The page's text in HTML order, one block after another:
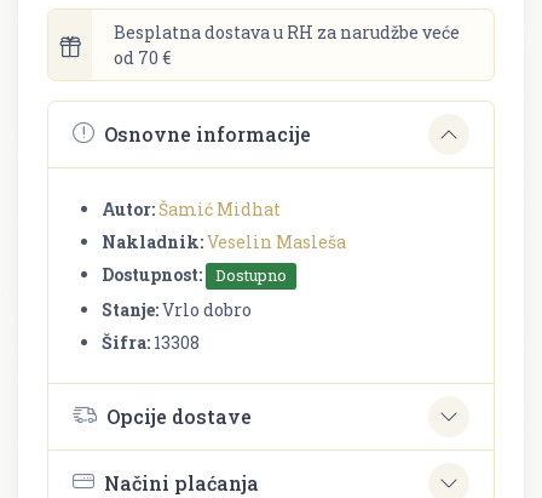
Besplatna dostava u RH za narudžbe veće
od 70 €
Osnovne informacije
Autor:Šamić Midhat
Nakladnik:Veselin Masleša
Dostupnost:
Dostupno
Stanje:Vrlo dobro
Šifra: 13308
Opcije dostave
Načini plaćanja